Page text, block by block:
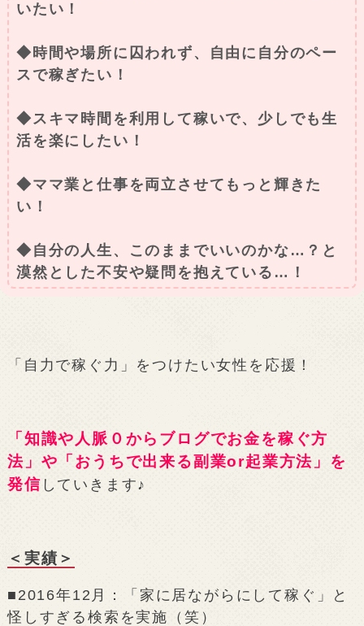
いたい！
◆時間や場所に囚われず、自由に自分のペー
スで稼ぎたい！
◆スキマ時間を利用して稼いで、少しでも生
活を楽にしたい！
◆ママ業と仕事を両立させてもっと輝きた
い！
◆自分の人生、このままでいいのかな…？と
漠然とした不安や疑問を抱えている…！
「自力で稼ぐ力」をつけたい女性を応援！
「知識や人脈０からブログでお金を稼ぐ方
法」や「おうちで出来る副業or起業方法」を
発信 していきます♪
＜実績＞
■2016年12月：「家に居ながらにして稼ぐ」と
怪しすぎる検索を実施（笑）